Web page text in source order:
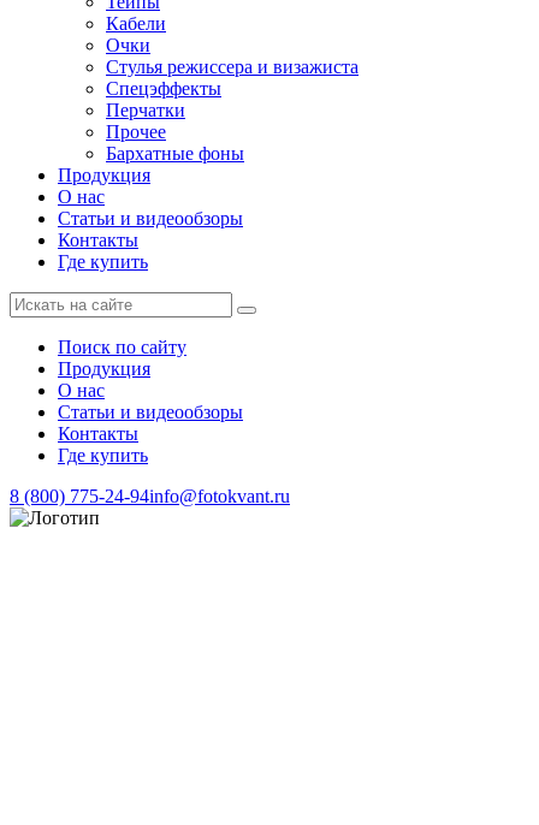
Кабели
Очки
Стулья режиссера и визажиста
Спецэффекты
Перчатки
Прочее
Бархатные фоны
Продукция
О нас
Статьи и видеообзоры
Контакты
Где купить
Поиск по сайту
Продукция
О нас
Статьи и видеообзоры
Контакты
Где купить
8 (800) 775-24-94info@fotokvant.ru